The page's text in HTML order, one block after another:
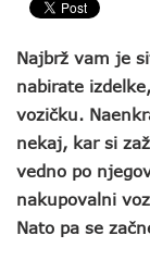
Najbrž vam je
nabirate
vozičku.
nekaj, kar si
vedno po
nakupovalni
Nato pa se